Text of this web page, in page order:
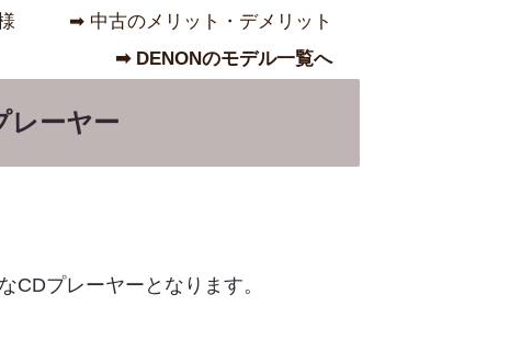
➡︎ 中古のメリット・デメリット
➡︎ DENONのモデル一覧へ
レーヤー
プレーヤーとなります。